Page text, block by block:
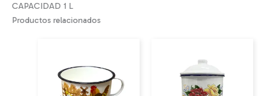
CAPACIDAD 1 L
Productos relacionados